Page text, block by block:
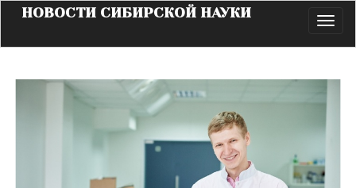
НОВОСТИ СИБИРСКОЙ НАУКИ